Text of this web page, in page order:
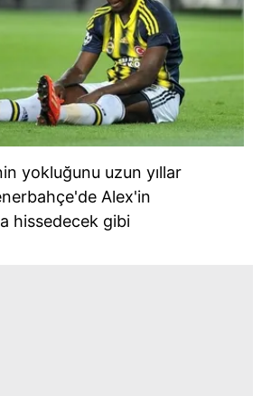
yokluğunu uzun yıllar
Alex'in
hissedecek gibi